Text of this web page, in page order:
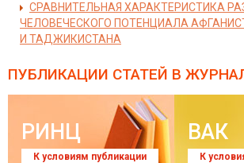
СРАВНИТЕЛЬНАЯ ХАРАКТЕРИСТИКА
ЧЕЛОВЕЧЕСКОГО ПОТЕНЦИАЛА
И ТАДЖИКИСТАНА
ПУБЛИКАЦИИ СТАТЕЙ В
РИНЦ
К условиям публикации
ВАК
К